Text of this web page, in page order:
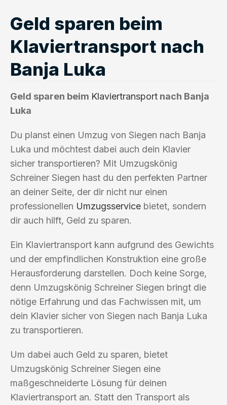
Geld sparen beim
Klaviertransport nach
Banja Luka
Geld sparen beim Klaviertransport nach Banja
Luka
Du planst einen Umzug von Siegen nach Banja
Luka und möchtest dabei auch dein Klavier
sicher transportieren? Mit Umzugskönig
Schreiner Siegen hast du den perfekten Partner
an deiner Seite, der dir nicht nur einen
professionellen Umzugsservice bietet, sondern
dir auch hilft, Geld zu sparen.
Ein Klaviertransport kann aufgrund des Gewichts
und der empfindlichen Konstruktion eine große
Herausforderung darstellen. Doch keine Sorge,
denn Umzugskönig Schreiner Siegen bringt die
nötige Erfahrung und das Fachwissen mit, um
dein Klavier sicher von Siegen nach Banja Luka
zu transportieren.
Um dabei auch Geld zu sparen, bietet
Umzugskönig Schreiner Siegen eine
maßgeschneiderte Lösung für deinen
Klaviertransport an. Statt den Transport als